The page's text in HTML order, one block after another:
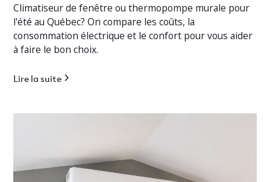
Climatiseur de fenêtre ou thermopompe murale pour
l'été au Québec? On compare les coûts, la
consommation électrique et le confort pour vous aider
à faire le bon choix.
Lire la suite